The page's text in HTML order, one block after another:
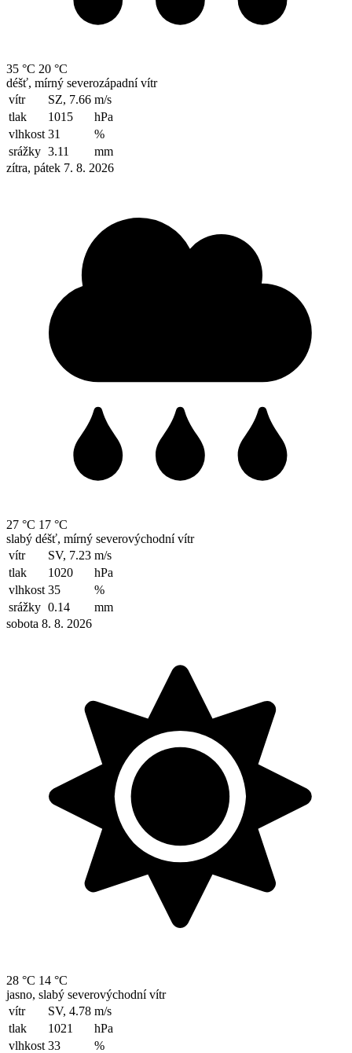
35 °C 20 °C
déšť, mírný severozápadní vítr
vítr
SZ, 7.66 m/s
tlak
1015
hPa
vlhkost 31
%
srážky 3.11
mm
zítra, pátek 7. 8. 2026
27 °C 17 °C
slabý déšť, mírný severovýchodní vítr
vítr
SV, 7.23 m/s
tlak
1020
hPa
vlhkost 35
%
srážky 0.14
mm
sobota 8. 8. 2026
28 °C 14 °C
jasno, slabý severovýchodní vítr
vítr
SV, 4.78 m/s
tlak
1021
hPa
vlhkost 33
%